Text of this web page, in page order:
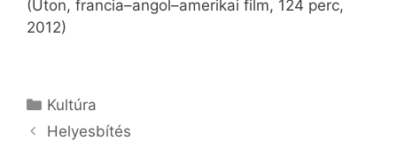
(Úton, francia–angol–amerikai film, 124 perc,
2012)
Kategória
Kultúra
Helyesbítés